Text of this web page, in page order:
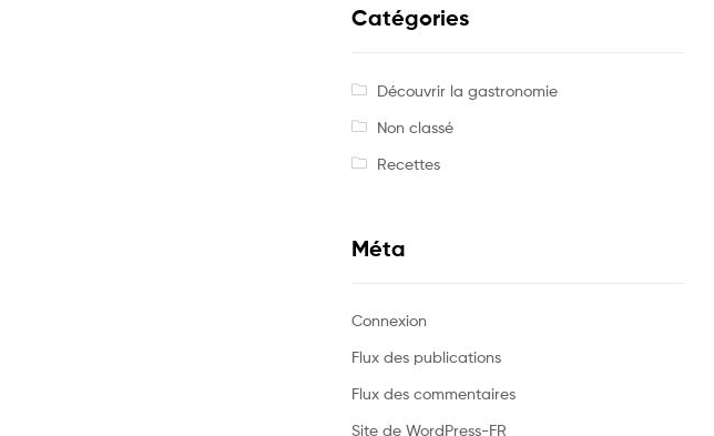
Catégories
Découvrir la gastronomie
Non classé
Recettes
Méta
Connexion
Flux des publications
Flux des commentaires
Site de WordPress-FR